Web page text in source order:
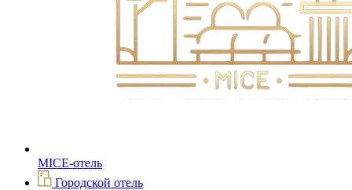
MICE-отель
Городской отель